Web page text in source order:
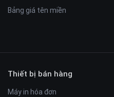
Bảng giá tên miền
Thiết bị bán hàng
Máy in hóa đơn